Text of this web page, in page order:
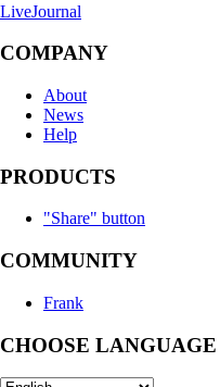
LiveJournal
COMPANY
About
News
Help
PRODUCTS
"Share" button
COMMUNITY
Frank
CHOOSE LANGUAGE